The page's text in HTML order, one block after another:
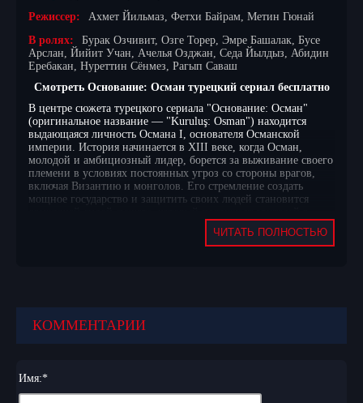
Режиссер:
Ахмет Йильмаз, Фетхи Байрам, Метин Гюнай
В ролях:
Бурак Озчивит, Озге Торер, Эмре Башалак, Бусе
Арслан, Йийит Учан, Ачелья Озджан, Седа Йылдыз, Абидин
Еребакан, Нуреттин Сёнмез, Рагып Саваш
Смотреть Основание: Осман турецкий сериал бесплатно
В центре сюжета турецкого сериала "Основание: Осман"
(оригинальное название — "Kuruluş: Osman") находится
выдающаяся личность Османа I, основателя Османской
империи. История начинается в XIII веке, когда Осман,
молодой и амбициозный лидер, борется за выживание своего
племени в условиях постоянных угроз со стороны врагов,
включая Византию и монголов. Его стремление создать
мощное государство и защитить своих людей становится
сложные интриги и политические маневры того времени.
на его решения и поступки. В поисках союзников Осман
глубокое погружение в исторические события, которые
сформировали судьбу целой нации. Для любителей турецкого
ЧИТАТЬ ПОЛНОСТЬЮ
КОММЕНТАРИИ
Имя:*